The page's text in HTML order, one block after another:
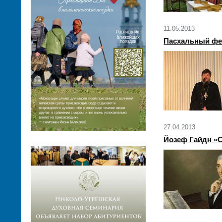
11.05.2013
Пасхальный
27.04.2013
Йозеф Гайдн